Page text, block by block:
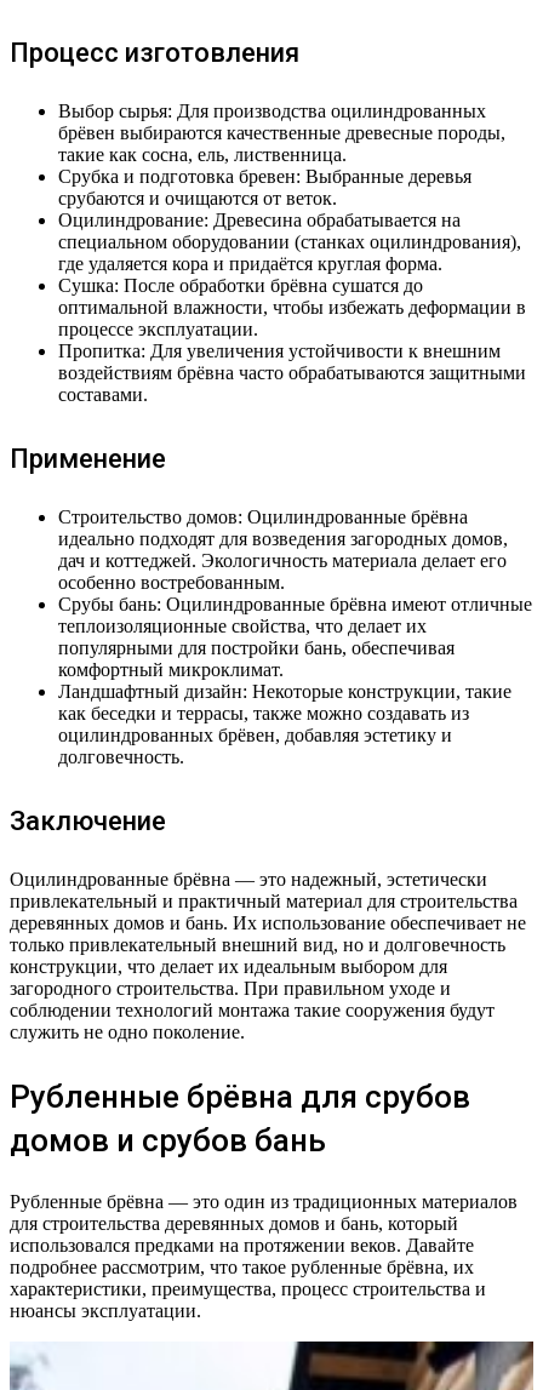
Процесс изготовления
Выбор сырья: Для производства оцилиндрованных
брёвен выбираются качественные древесные породы,
такие как сосна, ель, лиственница.
Срубка и подготовка бревен: Выбранные деревья
срубаются и очищаются от веток.
Оцилиндрование: Древесина обрабатывается на
специальном оборудовании (станках оцилиндрования),
где удаляется кора и придаётся круглая форма.
Сушка: После обработки брёвна сушатся до
оптимальной влажности, чтобы избежать деформации в
процессе эксплуатации.
Пропитка: Для увеличения устойчивости к внешним
воздействиям брёвна часто обрабатываются защитными
составами.
Применение
Строительство домов: Оцилиндрованные брёвна
идеально подходят для возведения загородных домов,
дач и коттеджей. Экологичность материала делает его
особенно востребованным.
Срубы бань: Оцилиндрованные брёвна имеют отличные
теплоизоляционные свойства, что делает их
популярными для постройки бань, обеспечивая
комфортный микроклимат.
Ландшафтный дизайн: Некоторые конструкции, такие
как беседки и террасы, также можно создавать из
оцилиндрованных брёвен, добавляя эстетику и
долговечность.
Заключение
Оцилиндрованные брёвна — это надежный, эстетически
привлекательный и практичный материал для строительства
деревянных домов и бань. Их использование обеспечивает не
только привлекательный внешний вид, но и долговечность
конструкции, что делает их идеальным выбором для
загородного строительства. При правильном уходе и
соблюдении технологий монтажа такие сооружения будут
служить не одно поколение.
Рубленные брёвна для срубов
домов и срубов бань
Рубленные брёвна — это один из традиционных материалов
для строительства деревянных домов и бань, который
использовался предками на протяжении веков. Давайте
подробнее рассмотрим, что такое рубленные брёвна, их
характеристики, преимущества, процесс строительства и
нюансы эксплуатации.